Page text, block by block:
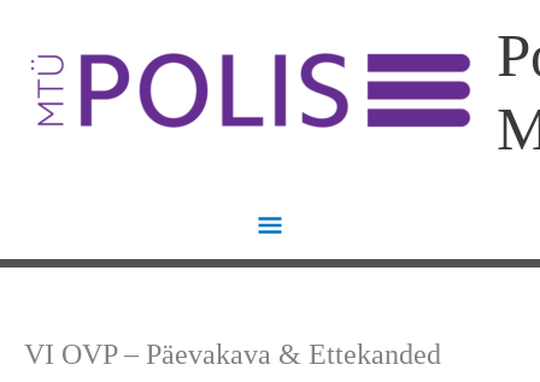
content
Menu
VI OVP – Päevakava & Ettekanded